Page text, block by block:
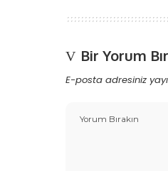
Bir Yorum
E-posta adresiniz